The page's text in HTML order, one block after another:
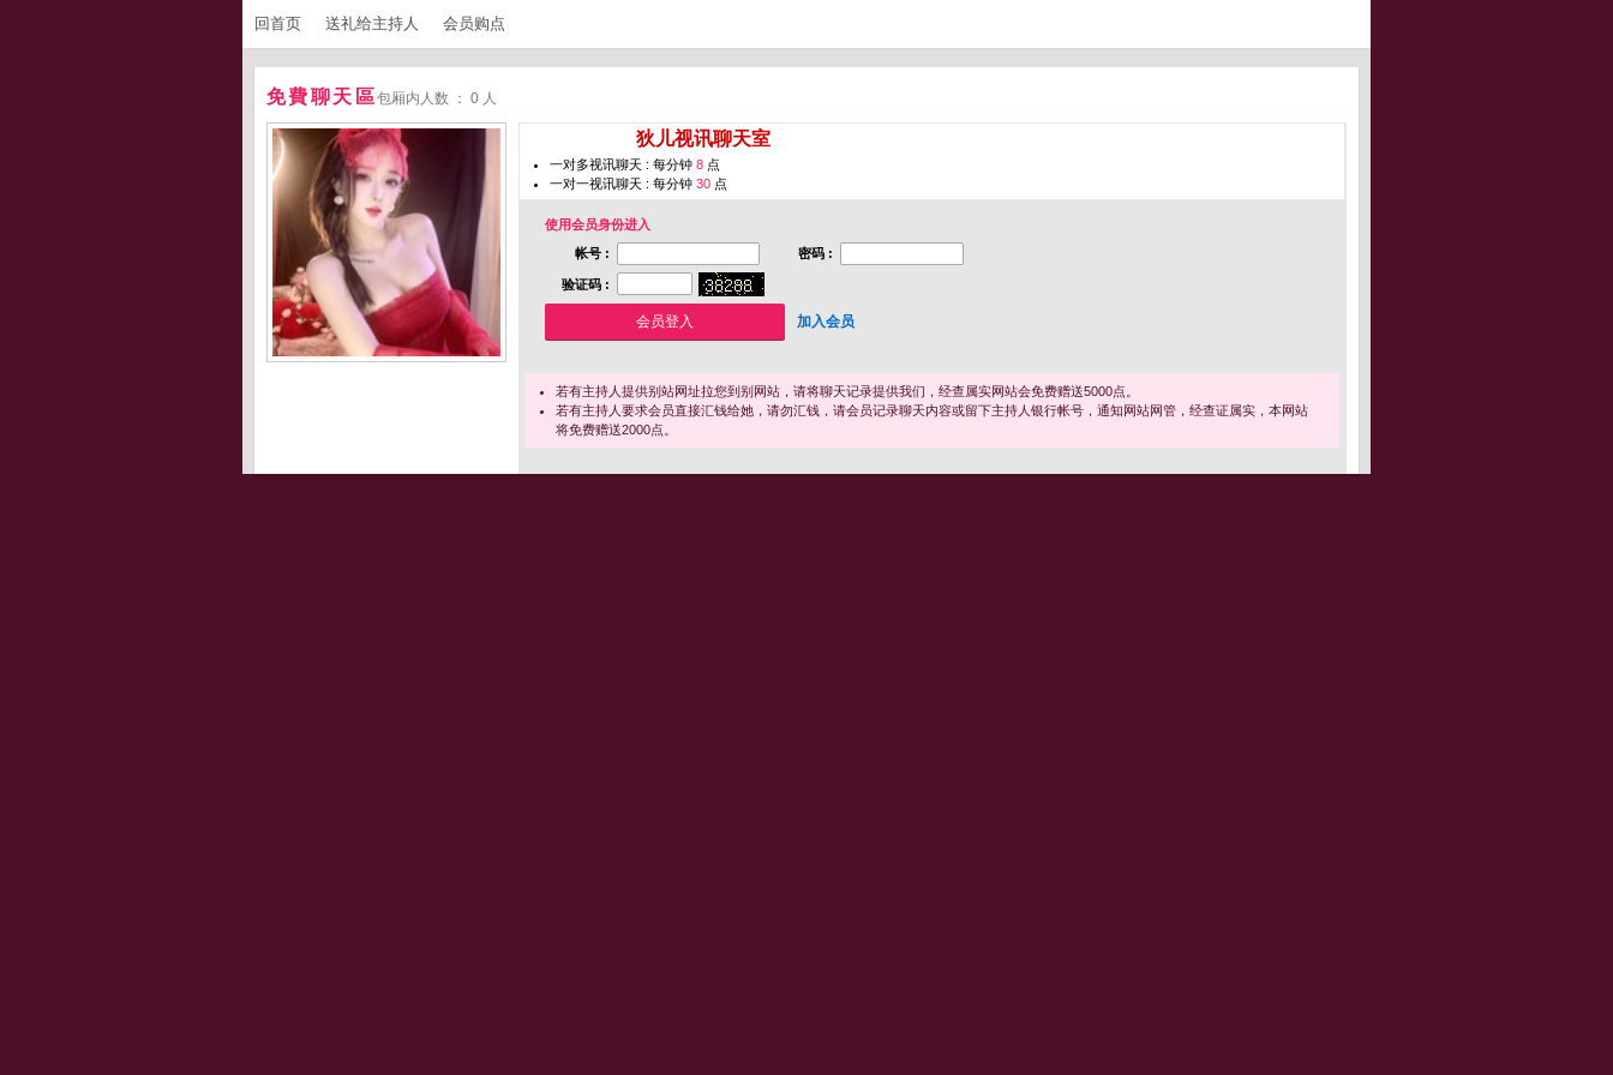
回首页 送礼给主持人 会员购点
免費聊天區包厢内人数 ： 0 人
狄儿视讯聊天室
一对多视讯聊天 : 每分钟 8 点
一对一视讯聊天 : 每分钟 30 点
使用会员身份进入
帐号 :
密码 :
验证码 :
加入会员
若有主持人提供别站网址拉您到别网站，请将聊天记录提供我们，经查属实网站会免费赠送5000点。
若有主持人要求会员直接汇钱给她，请勿汇钱，请会员记录聊天内容或留下主持人银行帐号，通知网站网管，经查证属实，本网站
将免费赠送2000点。